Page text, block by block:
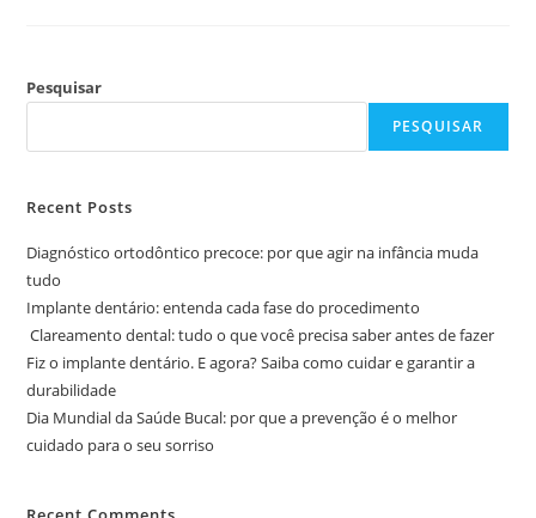
Pesquisar
PESQUISAR
Recent Posts
Diagnóstico ortodôntico precoce: por que agir na infância muda
tudo
Implante dentário: entenda cada fase do procedimento
Clareamento dental: tudo o que você precisa saber antes de fazer
Fiz o implante dentário. E agora? Saiba como cuidar e garantir a
durabilidade
Dia Mundial da Saúde Bucal: por que a prevenção é o melhor
cuidado para o seu sorriso